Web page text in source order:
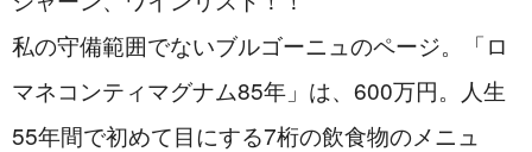
私の守備範囲でないブルゴーニュのページ。「ロ
マネコンティマグナム85年」は、600万円。人生
55年間で初めて目にする7桁の飲食物のメニュ